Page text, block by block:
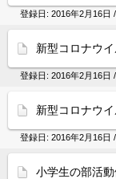
登録日: 2016年2月16日
新型コロナウ
登録日: 2016年2月16日
新型コロナウ
登録日: 2016年2月16日
小学生の部活